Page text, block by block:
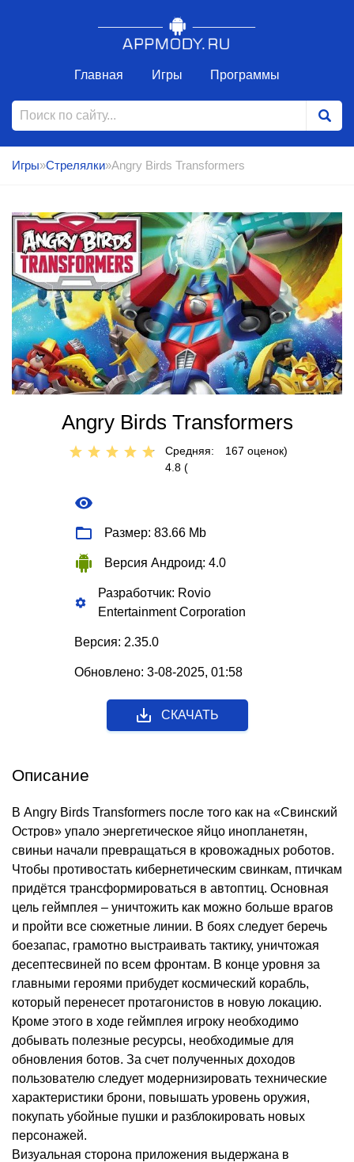
Главная Игры Программы
Игры»Стрелялки»Angry Birds Transformers
Angry Birds Transformers
Средняя:
4.8 (
167 оценок)
Размер: 83.66 Mb
Версия Андроид: 4.0
Разработчик: Rovio
Entertainment Corporation
Версия: 2.35.0
Обновлено: 3-08-2025, 01:58
СКАЧАТЬ
Описание
В Angry Birds Transformers после того как на «Свинский
Остров» упало энергетическое яйцо инопланетян,
свиньи начали превращаться в кровожадных роботов.
Чтобы противостать кибернетическим свинкам, птичкам
придётся трансформироваться в автоптиц. Основная
цель геймплея – уничтожить как можно больше врагов
и пройти все сюжетные линии. В боях следует беречь
боезапас, грамотно выстраивать тактику, уничтожая
десептесвиней по всем фронтам. В конце уровня за
главными героями прибудет космический корабль,
который перенесет протагонистов в новую локацию.
Кроме этого в ходе геймплея игроку необходимо
добывать полезные ресурсы, необходимые для
обновления ботов. За счет полученных доходов
пользователю следует модернизировать технические
характеристики брони, повышать уровень оружия,
покупать убойные пушки и разблокировать новых
персонажей.
Визуальная сторона приложения выдержана в